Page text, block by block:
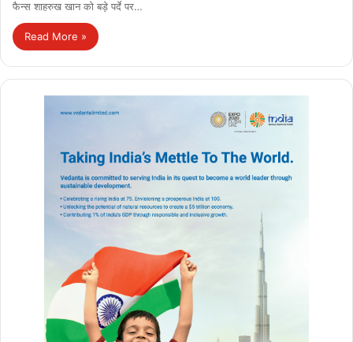
फैन्स शाहरुख खान को बड़े पर्दे पर…
Read More »